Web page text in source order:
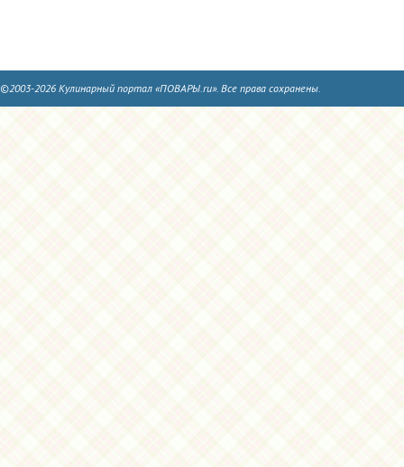
©2003-2026 Кулинарный портал «ПОВАРЫ.ru». Все права сохранены.